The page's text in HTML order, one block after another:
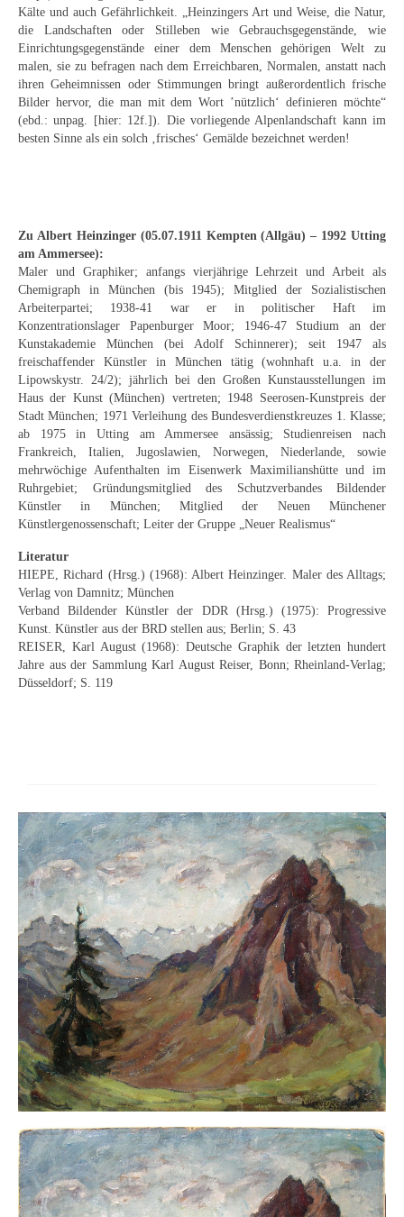
Schwäbische Künstler
Weitere
Expressiver Realismus
Motive
Mediterrane Landschaft
Norddeutsche Landschaften
Süddeutsche Landschaft
Selbstbildnisse
Stillleben
Neues
Tägliche Dosis Kunst
Themenflyer
Themenflyer: Trügerische Idyllen
Themenflyer: Buch und Schrift in der Kunst
Themenflyer: Sehnsucht Süden
Themenflyer: Walter Becker
Themenflyer: Richild Holt
Buchempfehlungen
Richild Holt – Farbe und Linie
Theodor Zeller (1900-1986) Maler und
Visionär
Walter Becker (1893-1984) Malerei und Grafik
Der Maler Richard Sprick (1901-1976)
Suche
Über Uns
Kontakt
Publikationsliste
Über Uns
Kälte und auch Gefährlichkeit. „Heinzingers Art und Weise, die Natur,
die Landschaften oder Stilleben wie Gebrauchsgegenstände, wie
Einrichtungsgegenstände einer dem Menschen gehörigen Welt zu
malen, sie zu befragen nach dem Erreichbaren, Normalen, anstatt nach
ihren Geheimnissen oder Stimmungen bringt außerordentlich frische
Bilder hervor, die man mit dem Wort ’nützlich‘ definieren möchte“
(ebd.: unpag. [hier: 12f.]). Die vorliegende Alpenlandschaft kann im
besten Sinne als ein solch ‚frisches‘ Gemälde bezeichnet werden!
Zu Albert Heinzinger (05.07.1911 Kempten (Allgäu) – 1992 Utting
am Ammersee):
Maler und Graphiker; anfangs vierjährige Lehrzeit und Arbeit als
Chemigraph in München (bis 1945); Mitglied der Sozialistischen
Arbeiterpartei; 1938-41 war er in politischer Haft im
Konzentrationslager Papenburger Moor; 1946-47 Studium an der
Kunstakademie München (bei Adolf Schinnerer); seit 1947 als
freischaffender Künstler in München tätig (wohnhaft u.a. in der
Lipowskystr. 24/2); jährlich bei den Großen Kunstausstellungen im
Haus der Kunst (München) vertreten; 1948 Seerosen-Kunstpreis der
Stadt München; 1971 Verleihung des Bundesverdienstkreuzes 1. Klasse;
ab 1975 in Utting am Ammersee ansässig; Studienreisen nach
Frankreich, Italien, Jugoslawien, Norwegen, Niederlande, sowie
mehrwöchige Aufenthalten im Eisenwerk Maximilianshütte und im
Ruhrgebiet; Gründungsmitglied des Schutzverbandes Bildender
Künstler in München; Mitglied der Neuen Münchener
Künstlergenossenschaft; Leiter der Gruppe „Neuer Realismus“
Literatur
HIEPE, Richard (Hrsg.) (1968): Albert Heinzinger. Maler des Alltags;
Verlag von Damnitz; München
Verband Bildender Künstler der DDR (Hrsg.) (1975): Progressive
Kunst. Künstler aus der BRD stellen aus; Berlin; S. 43
REISER, Karl August (1968): Deutsche Graphik der letzten hundert
Jahre aus der Sammlung Karl August Reiser, Bonn; Rheinland-Verlag;
Düsseldorf; S. 119